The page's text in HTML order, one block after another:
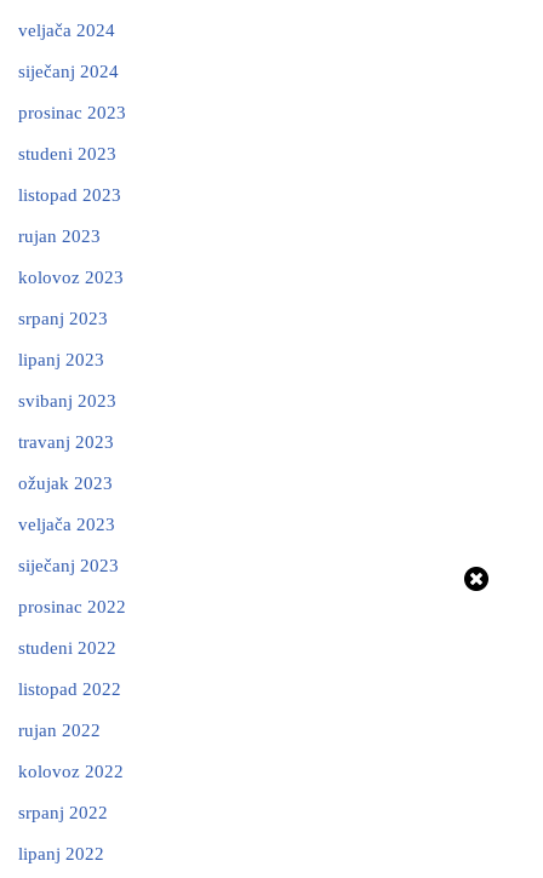
veljača 2024
siječanj 2024
prosinac 2023
studeni 2023
listopad 2023
rujan 2023
kolovoz 2023
srpanj 2023
lipanj 2023
svibanj 2023
travanj 2023
ožujak 2023
veljača 2023
siječanj 2023
prosinac 2022
studeni 2022
listopad 2022
rujan 2022
kolovoz 2022
srpanj 2022
lipanj 2022